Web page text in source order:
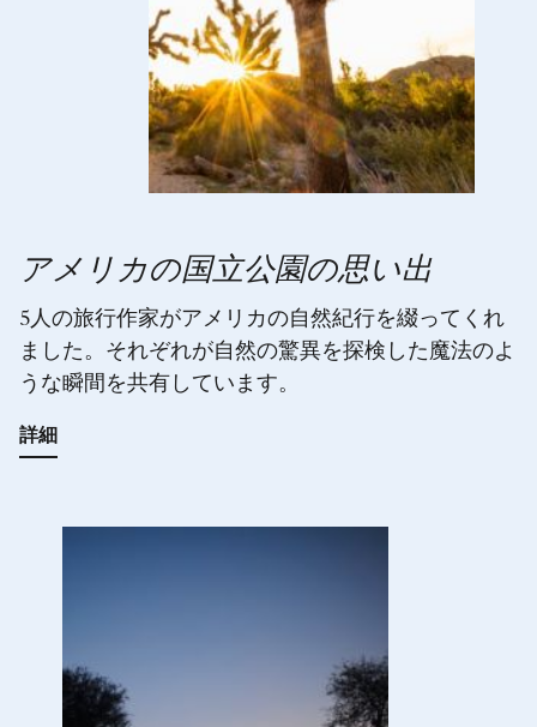
アメリカの国立公園の思い出
5人の旅行作家がアメリカの自然紀行を綴ってくれ
ました。それぞれが自然の驚異を探検した魔法のよ
うな瞬間を共有しています。
詳細